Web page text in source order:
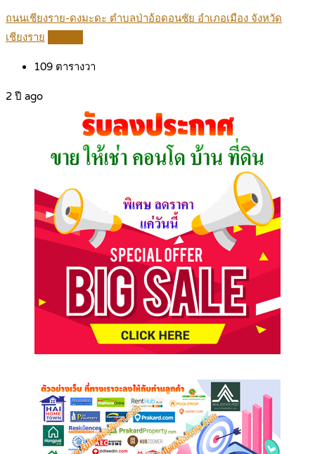
ถนนเชียงราย-ดงมะดะ ตำบลป่าอ้อดอนชัย อำเภอเมือง จังหวัด
เชียงราย
109 ตารางวา
2 ปี ago